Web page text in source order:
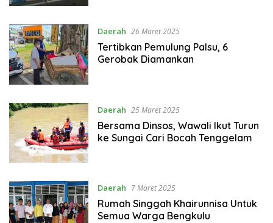
Daerah 26 Maret 2025
Tertibkan Pemulung Palsu, 6
Gerobak Diamankan
Daerah 25 Maret 2025
Bersama Dinsos, Wawali Ikut Turun
ke Sungai Cari Bocah Tenggelam
Daerah 7 Maret 2025
Rumah Singgah Khairunnisa Untuk
Semua Warga Bengkulu